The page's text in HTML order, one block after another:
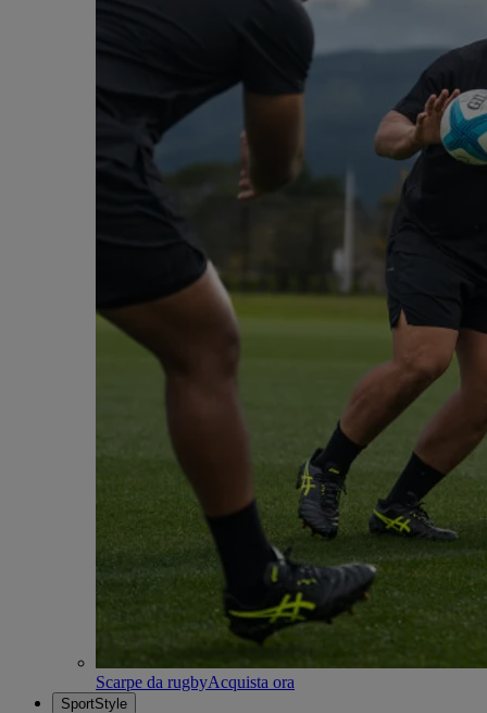
Scarpe da rugbyAcquista ora
SportStyle